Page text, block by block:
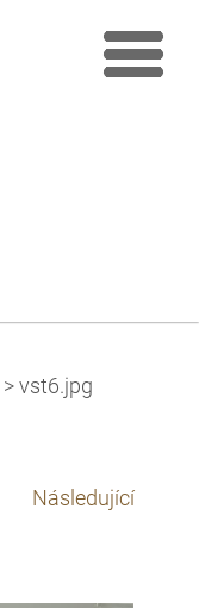
> vst6.jpg
Následující